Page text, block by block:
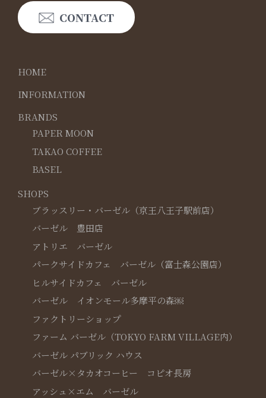
CONTACT
HOME
INFORMATION
BRANDS
PAPER MOON
TAKAO COFFEE
BASEL
SHOPS
ブラッスリー・バーゼル（京王八王子駅前店）
バーゼル 豊田店
アトリエ バーゼル
パークサイドカフェ バーゼル（富士森公園店）
ヒルサイドカフェ バーゼル
バーゼル イオンモール多摩平の森￼
ファクトリーショップ
ファーム バーゼル（TOKYO FARM VILLAGE内）
バーゼル パブリック ハウス
バーゼル×タカオコーヒー コピオ長房
アッシュ×エム バーゼル